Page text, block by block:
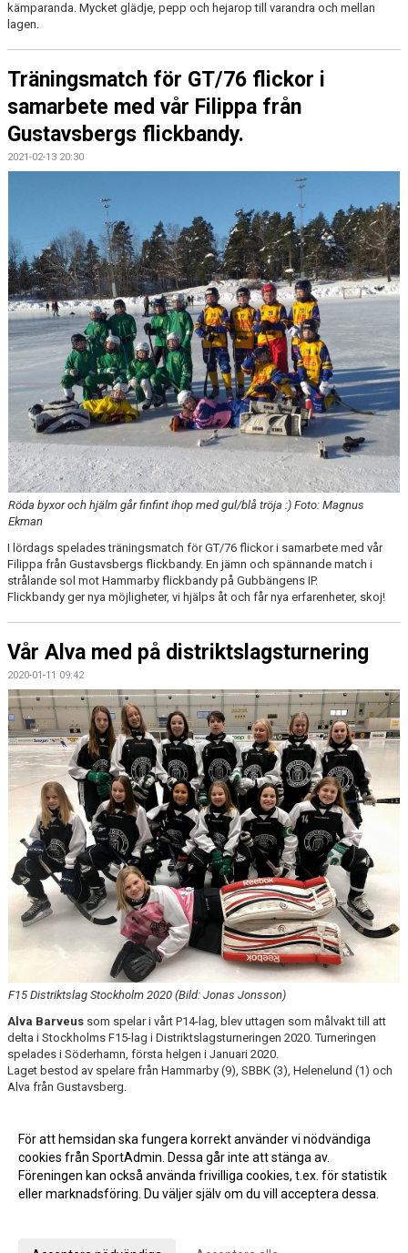
kämparanda. Mycket glädje, pepp och hejarop till varandra och mellan
lagen.
Träningsmatch för GT/76 flickor i
samarbete med vår Filippa från
Gustavsbergs flickbandy.
2021-02-13 20:30
Röda byxor och hjälm går finfint ihop med gul/blå tröja :) Foto: Magnus
Ekman
I lördags spelades träningsmatch för GT/76 flickor i samarbete med vår
Filippa från Gustavsbergs flickbandy. En jämn och spännande match i
strålande sol mot Hammarby flickbandy på Gubbängens IP.
Flickbandy ger nya möjligheter, vi hjälps åt och får nya erfarenheter, skoj!
Vår Alva med på distriktslagsturnering
2020-01-11 09:42
F15 Distriktslag Stockholm 2020 (Bild: Jonas Jonsson)
Alva Barveus som spelar i vårt P14-lag, blev uttagen som målvakt till att
delta i Stockholms F15-lag i Distriktslagsturneringen 2020. Turneringen
spelades i Söderhamn, första helgen i Januari 2020.
Laget bestod av spelare från Hammarby (9), SBBK (3), Helenelund (1) och
Alva från Gustavsberg.
Fler nyheter >>
För att hemsidan ska fungera korrekt använder vi nödvändiga
cookies från SportAdmin. Dessa går inte att stänga av.
Föreningen kan också använda frivilliga cookies, t.ex. för statistik
eller marknadsföring. Du väljer själv om du vill acceptera dessa.